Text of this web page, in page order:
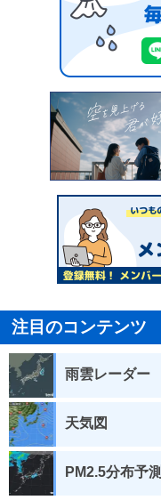
注目のコンテンツ
雨雲レーダー
天気図
PM2.5分布予測